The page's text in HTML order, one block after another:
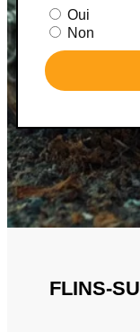
Oui
Non
FLINS-